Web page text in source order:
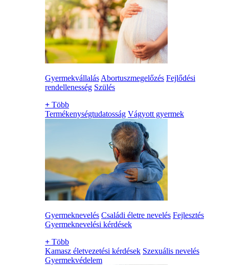
Gyermekvállalás Abortuszmegelőzés Fejlődési
rendellenesség Szülés
+ Több
Termékenységtudatosság Vágyott gyermek
Gyermeknevelés Családi életre nevelés Fejlesztés
Gyermeknevelési kérdések
+ Több
Kamasz életvezetési kérdések Szexuális nevelés
Gyermekvédelem